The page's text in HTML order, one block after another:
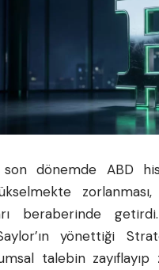
son dönemde ABD
zorlanması,
beraberinde
yönettiği
talebin zayıflayıp